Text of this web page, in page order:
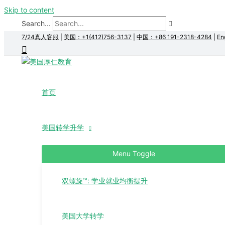
Skip to content
Search...
7/24真人客服 美国：+1(412)756-3137 中国：+86 191-2318-4284
首页
美国转学升学
Menu Toggle
双螺旋™: 学业就业均衡提升
美国大学转学